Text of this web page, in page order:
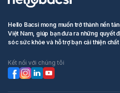
Hello Bacsi mong muốn trở thành nền
Việt Nam, giúp bạn đưa ra những quyết
sóc sức khỏe và hỗ trợ bạn cải thiện
Kết nối với chúng tôi